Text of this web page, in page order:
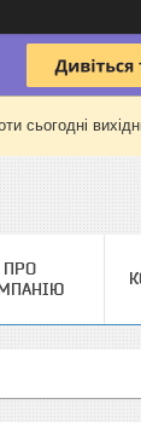
сьогодні
ПРО